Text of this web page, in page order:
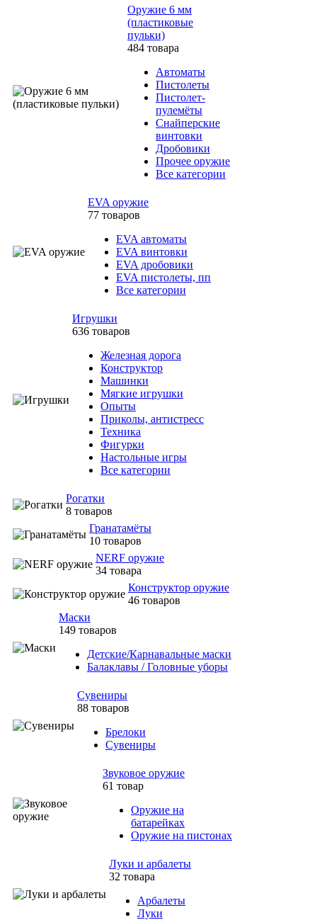
Оружие 6 мм
(пластиковые
пульки)
484 товара
Автоматы
Пистолеты
Пистолет-
пулемёты
Снайперские
винтовки
Дробовики
Прочее оружие
Все категории
EVA оружие
77 товаров
EVA автоматы
EVA винтовки
EVA дробовики
EVA пистолеты, пп
Все категории
Игрушки
636 товаров
Железная дорога
Конструктор
Машинки
Мягкие игрушки
Опыты
Приколы, антистресс
Техника
Фигурки
Настольные игры
Все категории
Рогатки
8 товаров
Гранатамёты
10 товаров
NERF оружие
34 товара
Конструктор оружие
46 товаров
Маски
149 товаров
Детские/Карнавальные маски
Балаклавы / Головные уборы
Сувениры
88 товаров
Брелоки
Сувениры
Звуковое оружие
61 товар
Оружие на
батарейках
Оружие на пистонах
Луки и арбалеты
32 товара
Арбалеты
Луки